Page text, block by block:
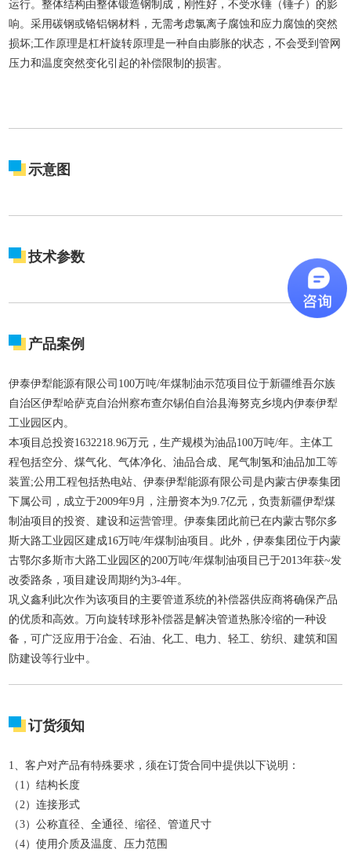
运行。整体结构由整体锻造钢制成，刚性好，不受水锤（锤子）的影
响。采用碳钢或铬铝钢材料，无需考虑氯离子腐蚀和应力腐蚀的突然
损坏;工作原理是杠杆旋转原理是一种自由膨胀的状态，不会受到管网
压力和温度突然变化引起的补偿限制的损害。
示意图
技术参数
产品案例
伊泰伊犁能源有限公司100万吨/年煤制油示范项目位于新疆维吾尔族
自治区伊犁哈萨克自治州察布查尔锡伯自治县海努克乡境内伊泰伊犁
工业园区内。
本项目总投资1632218.96万元，生产规模为油品100万吨/年。主体工
程包括空分、煤气化、气体净化、油品合成、尾气制氢和油品加工等
装置;公用工程包括热电站、伊泰伊犁能源有限公司是内蒙古伊泰集团
下属公司，成立于2009年9月，注册资本为9.7亿元，负责新疆伊犁煤
制油项目的投资、建设和运营管理。伊泰集团此前已在内蒙古鄂尔多
斯大路工业园区建成16万吨/年煤制油项目。此外，伊泰集团位于内蒙
古鄂尔多斯市大路工业园区的200万吨/年煤制油项目已于2013年获~发
改委路条，项目建设周期约为3-4年。
巩义鑫利此次作为该项目的主要管道系统的补偿器供应商将确保产品
的优质和高效。万向旋转球形补偿器是解决管道热胀冷缩的一种设
备，可广泛应用于冶金、石油、化工、电力、轻工、纺织、建筑和国
防建设等行业中。
订货须知
1、客户对产品有特殊要求，须在订货合同中提供以下说明：
（1）结构长度
（2）连接形式
（3）公称直径、全通径、缩径、管道尺寸
（4）使用介质及温度、压力范围